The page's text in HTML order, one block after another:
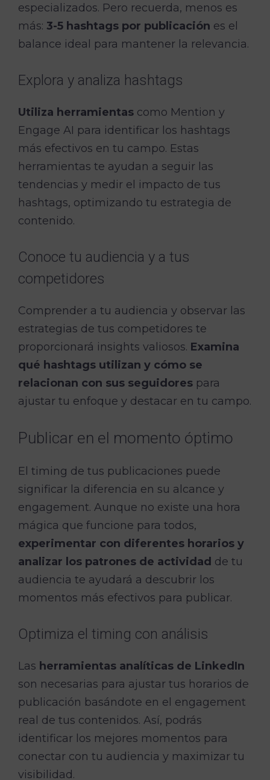
especializados. Pero recuerda, menos es
más: 3-5 hashtags por publicación es el
balance ideal para mantener la relevancia.
Explora y analiza hashtags
Utiliza herramientas como Mention y
Engage AI para identificar los hashtags
más efectivos en tu campo. Estas
herramientas te ayudan a seguir las
tendencias y medir el impacto de tus
hashtags, optimizando tu estrategia de
contenido.
Conoce tu audiencia y a tus
competidores
Comprender a tu audiencia y observar las
estrategias de tus competidores te
proporcionará insights valiosos. Examina
qué hashtags utilizan y cómo se
relacionan con sus seguidores para
ajustar tu enfoque y destacar en tu campo.
Publicar en el momento óptimo
El timing de tus publicaciones puede
significar la diferencia en su alcance y
engagement. Aunque no existe una hora
mágica que funcione para todos,
experimentar con diferentes horarios y
analizar los patrones de actividad de tu
audiencia te ayudará a descubrir los
momentos más efectivos para publicar.
Optimiza el timing con análisis
Las herramientas analíticas de LinkedIn
son necesarias para ajustar tus horarios de
publicación basándote en el engagement
real de tus contenidos. Así, podrás
identificar los mejores momentos para
conectar con tu audiencia y maximizar tu
visibilidad.